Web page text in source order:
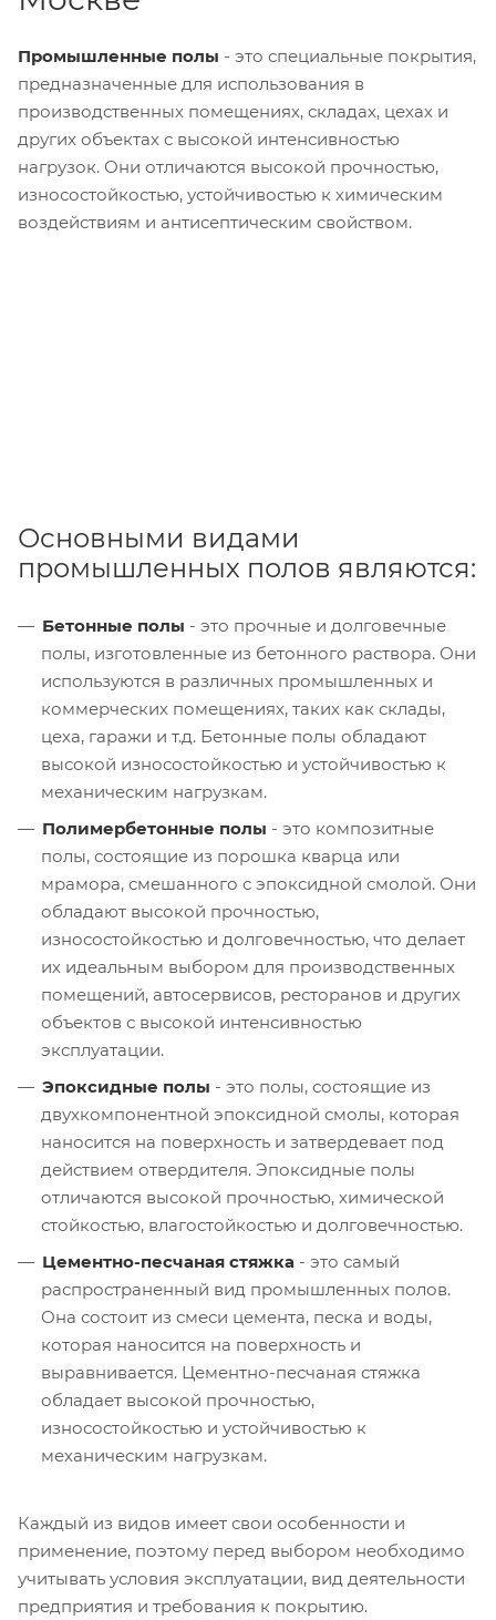
Промышленные полы - это специальные покрытия,
предназначенные для использования в
производственных помещениях, складах, цехах и
других объектах с высокой интенсивностью
нагрузок. Они отличаются высокой прочностью,
износостойкостью, устойчивостью к химическим
воздействиям и антисептическим свойством.
Основными видами
промышленных полов являются:
Бетонные полы - это прочные и долговечные
полы, изготовленные из бетонного раствора. Они
используются в различных промышленных и
коммерческих помещениях, таких как склады,
цеха, гаражи и т.д. Бетонные полы обладают
высокой износостойкостью и устойчивостью к
механическим нагрузкам.
Полимербетонные полы - это композитные
полы, состоящие из порошка кварца или
мрамора, смешанного с эпоксидной смолой. Они
обладают высокой прочностью,
износостойкостью и долговечностью, что делает
их идеальным выбором для производственных
помещений, автосервисов, ресторанов и других
объектов с высокой интенсивностью
эксплуатации.
Эпоксидные полы - это полы, состоящие из
двухкомпонентной эпоксидной смолы, которая
наносится на поверхность и затвердевает под
действием отвердителя. Эпоксидные полы
отличаются высокой прочностью, химической
стойкостью, влагостойкостью и долговечностью.
Цементно-песчаная стяжка - это самый
распространенный вид промышленных полов.
Она состоит из смеси цемента, песка и воды,
которая наносится на поверхность и
выравнивается. Цементно-песчаная стяжка
обладает высокой прочностью,
износостойкостью и устойчивостью к
механическим нагрузкам.
Каждый из видов имеет свои особенности и
применение, поэтому перед выбором необходимо
учитывать условия эксплуатации, вид деятельности
предприятия и требования к покрытию.